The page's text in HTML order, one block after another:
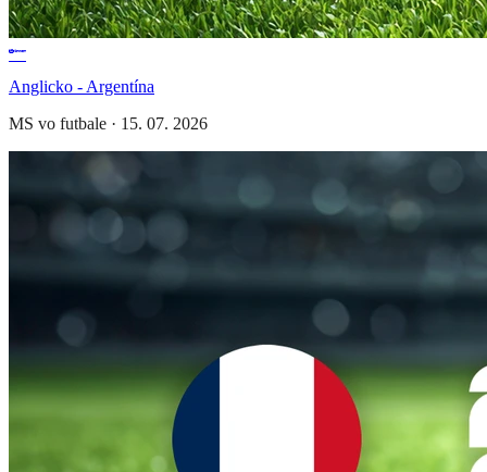
Anglicko - Argentína
MS vo futbale · 15. 07. 2026